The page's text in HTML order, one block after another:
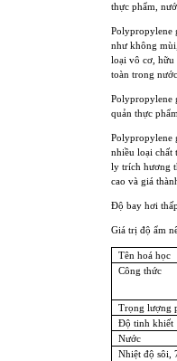
thực phẩm,
Polypropylene
như không
loại vô cơ, hữu
toàn trong
Polypropylene
quản thực
Polypropylene
nhiều loại chất
ly trích hương
cao và giá
Độ bay hơi
Giá trị độ ẩm
Tên hoá học
Công thức
Trọng lượng
Độ tinh khiết
Nước
Nhiệt độ sôi,